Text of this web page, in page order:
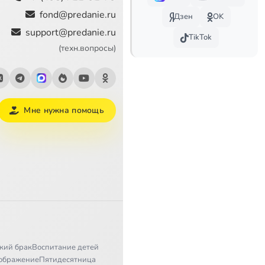
1:14
0:59
2:43
1:12
fond@predanie.ru
support@predanie.ru
(техн.вопросы)
Мне нужна помощь
бракВоспитание детей
Пятидесятница
Дзен
OK
TikTok